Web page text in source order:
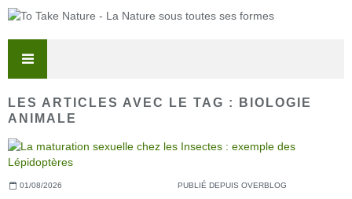
LES ARTICLES AVEC LE TAG : BIOLOGIE
ANIMALE
01/08/2026 PUBLIÉ DEPUIS OVERBLOG